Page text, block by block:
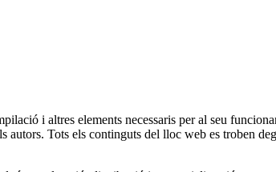
i altres elements necessaris per al seu
Tots els continguts del lloc web es troben